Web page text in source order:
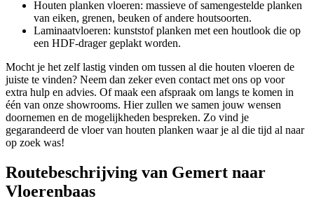
Houten planken vloeren: massieve of samengestelde planken
van eiken, grenen, beuken of andere houtsoorten.
Laminaatvloeren: kunststof planken met een houtlook die op
een HDF-drager geplakt worden.
Mocht je het zelf lastig vinden om tussen al die houten vloeren de
juiste te vinden? Neem dan zeker even contact met ons op voor
extra hulp en advies. Of maak een afspraak om langs te komen in
één van onze showrooms. Hier zullen we samen jouw wensen
doornemen en de mogelijkheden bespreken. Zo vind je
gegarandeerd de vloer van houten planken waar je al die tijd al naar
op zoek was!
Routebeschrijving van Gemert naar
Vloerenbaas